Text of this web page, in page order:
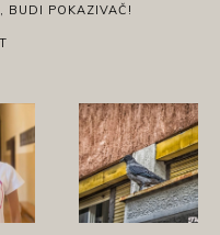
BUDI POKAZIVAČ!